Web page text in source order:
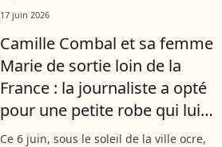
coanime. L’occasion pour l’épouse de
personnalité de leur fils, mais...
17 juin 2026
Camille Combal et sa femme
Marie de sortie loin de la
France : la journaliste a opté
pour une petite robe qui lui
va parfaitement
Ce 6 juin, sous le soleil de la ville ocre,